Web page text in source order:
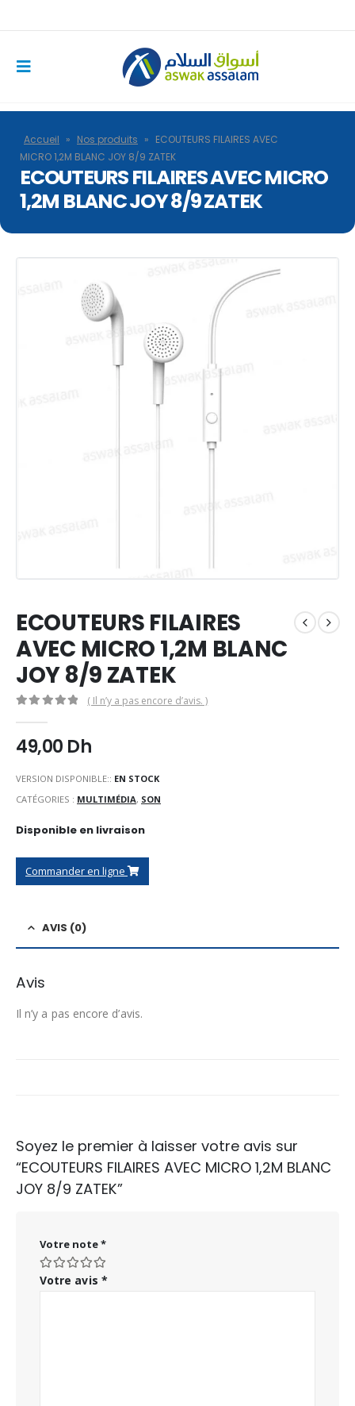
Accueil » Nos produits » ECOUTEURS FILAIRES AVEC
MICRO 1,2M BLANC JOY 8/9 ZATEK
ECOUTEURS FILAIRES AVEC MICRO
1,2M BLANC JOY 8/9 ZATEK
ECOUTEURS FILAIRES
AVEC MICRO 1,2M BLANC
JOY 8/9 ZATEK
( Il n’y a pas encore d’avis. )
49,00 Dh
VERSION DISPONIBLE:: EN STOCK
CATÉGORIES : MULTIMÉDIA, SON
Disponible en livraison
Commander en ligne
AVIS (0)
Avis
Il n’y a pas encore d’avis.
Soyez le premier à laisser votre avis sur
“ECOUTEURS FILAIRES AVEC MICRO 1,2M BLANC
JOY 8/9 ZATEK”
Votre note*
Votre avis *